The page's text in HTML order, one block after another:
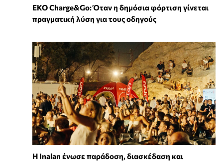
EKO Charge&Go: Όταν η δημόσια φόρτιση γίνεται
πραγματική λύση για τους οδηγούς
Η Inalan ένωσε παράδοση, διασκέδαση και